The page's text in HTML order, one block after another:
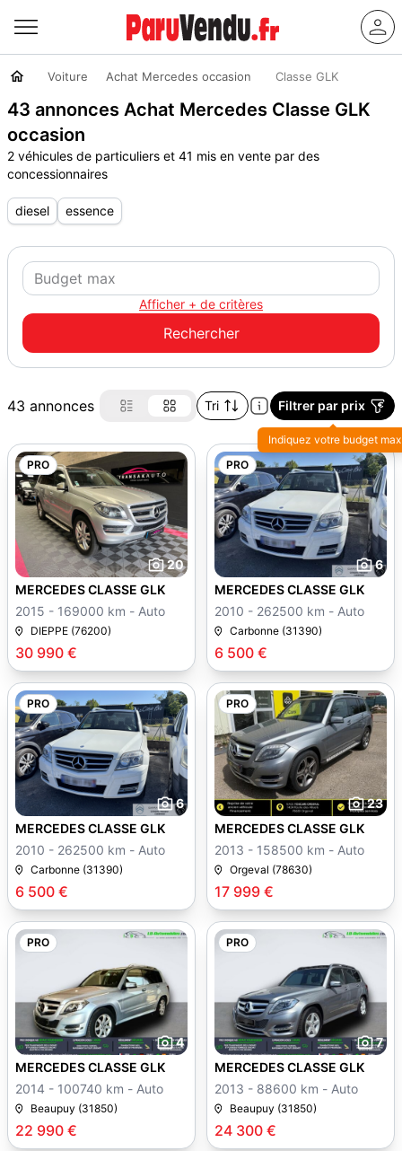
Voiture Achat Mercedes occasion Classe GLK
43 annonces Achat Mercedes Classe GLK
occasion
2 véhicules de particuliers et 41 mis en vente par des
concessionnaires
diesel essence
Afficher + de critères
43 annonces Tri Filtrer par prix
Indiquez votre budget max
PRO
20
30 990 €
MERCEDES CLASSE GLK
2015 - 169000 km - Auto
DIEPPE (76200)
PRO
6
6 500 €
MERCEDES CLASSE GLK
2010 - 262500 km - Auto
Carbonne (31390)
PRO
6
6 500 €
MERCEDES CLASSE GLK
2010 - 262500 km - Auto
Carbonne (31390)
PRO
23
17 999 €
MERCEDES CLASSE GLK
2013 - 158500 km - Auto
Orgeval (78630)
PRO
4
22 990 €
MERCEDES CLASSE GLK
2014 - 100740 km - Auto
Beaupuy (31850)
PRO
7
24 300 €
MERCEDES CLASSE GLK
2013 - 88600 km - Auto
Beaupuy (31850)